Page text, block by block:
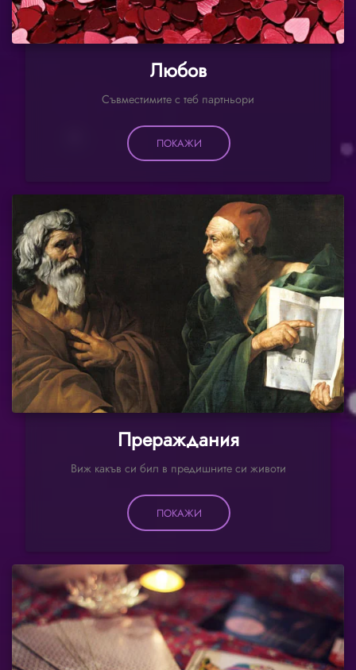
Любов
Съвместимите с теб партньори
ПОКАЖИ
Прераждания
Виж какъв си бил в предишните си животи
ПОКАЖИ